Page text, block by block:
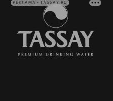
РЕКЛАМА • TASSAY.RU